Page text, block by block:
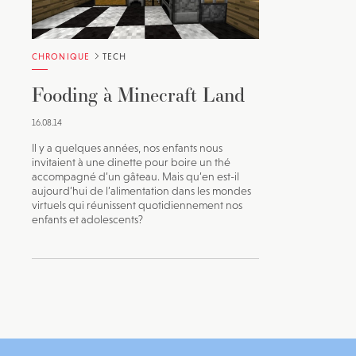
CHRONIQUE TECH
Fooding à Minecraft Land
16.08.14
Il y a quelques années, nos enfants nous
invitaient à une dinette pour boire un thé
accompagné d’un gâteau. Mais qu’en est-il
aujourd’hui de l’alimentation dans les mondes
virtuels qui réunissent quotidiennement nos
enfants et adolescents?